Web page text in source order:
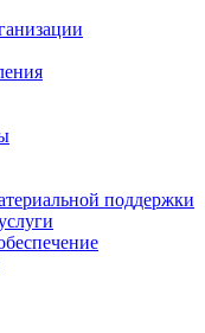
поддержки